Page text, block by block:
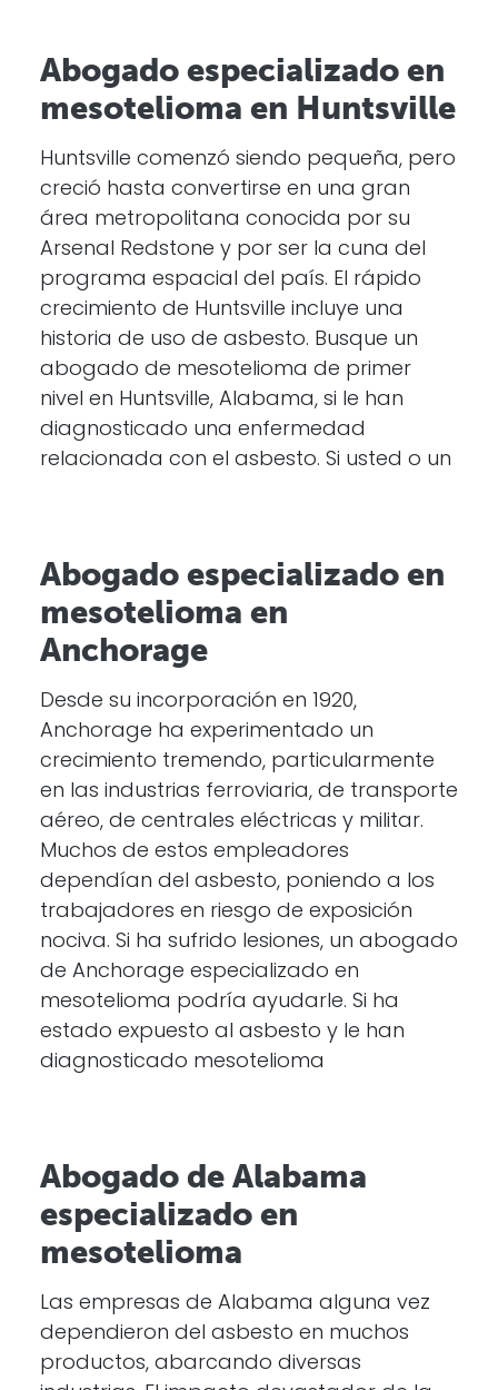
Abogado especializado en
mesotelioma en Huntsville
Huntsville comenzó siendo pequeña, pero
creció hasta convertirse en una gran
área metropolitana conocida por su
Arsenal Redstone y por ser la cuna del
programa espacial del país. El rápido
crecimiento de Huntsville incluye una
historia de uso de asbesto. Busque un
abogado de mesotelioma de primer
nivel en Huntsville, Alabama, si le han
diagnosticado una enfermedad
relacionada con el asbesto. Si usted o un
Abogado especializado en
mesotelioma en
Anchorage
Desde su incorporación en 1920,
Anchorage ha experimentado un
crecimiento tremendo, particularmente
en las industrias ferroviaria, de transporte
aéreo, de centrales eléctricas y militar.
Muchos de estos empleadores
dependían del asbesto, poniendo a los
trabajadores en riesgo de exposición
nociva. Si ha sufrido lesiones, un abogado
de Anchorage especializado en
mesotelioma podría ayudarle. Si ha
estado expuesto al asbesto y le han
diagnosticado mesotelioma
Abogado de Alabama
especializado en
mesotelioma
Las empresas de Alabama alguna vez
dependieron del asbesto en muchos
productos, abarcando diversas